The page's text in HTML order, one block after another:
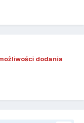
dodania